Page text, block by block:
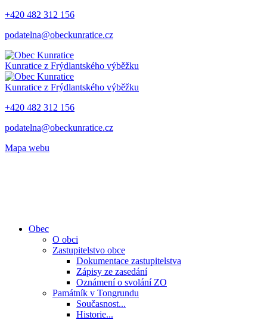
+420 482 312 156
podatelna@obeckunratice.cz
Kunratice z Frýdlantského výběžku
Kunratice z Frýdlantského výběžku
+420 482 312 156
podatelna@obeckunratice.cz
Mapa webu
Obec
O obci
Zastupitelstvo obce
Dokumentace zastupitelstva
Zápisy ze zasedání
Oznámení o svolání ZO
Památník v Tongrundu
Současnost...
Historie...